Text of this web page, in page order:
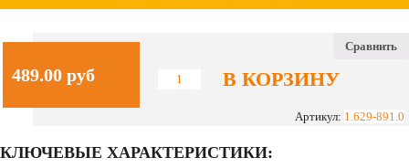
489.00 руб
Количество
Premium
В КОРЗИНУ
Артикул: 1.629-891.0
Сравнить
КЛЮЧЕВЫЕ ХАРАКТЕРИСТИКИ: